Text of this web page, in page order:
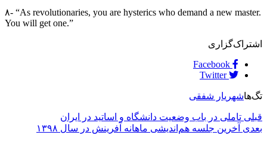
۸- “As revolutionaries, you are hysterics who demand a new master.
You will get one.”
اشتراک‌گزاری
Facebook
Twitter
تگ‌هاشهریار شفقی
قبلی تاملی در باب وضعیت دانشگاه و اساتید در ایران
بعدی آخرین جلسه هم‌اندیشی ماهانه آفرینش در سال ۱۳۹۸